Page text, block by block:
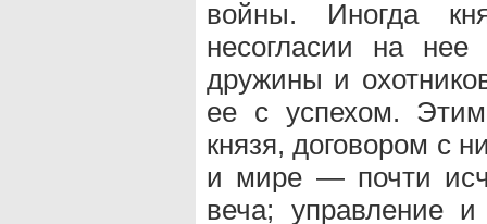
войны. Иногда
несогласии на
дружины и
ее с успехом.
князя, договором с
и мире — почти
веча; управление